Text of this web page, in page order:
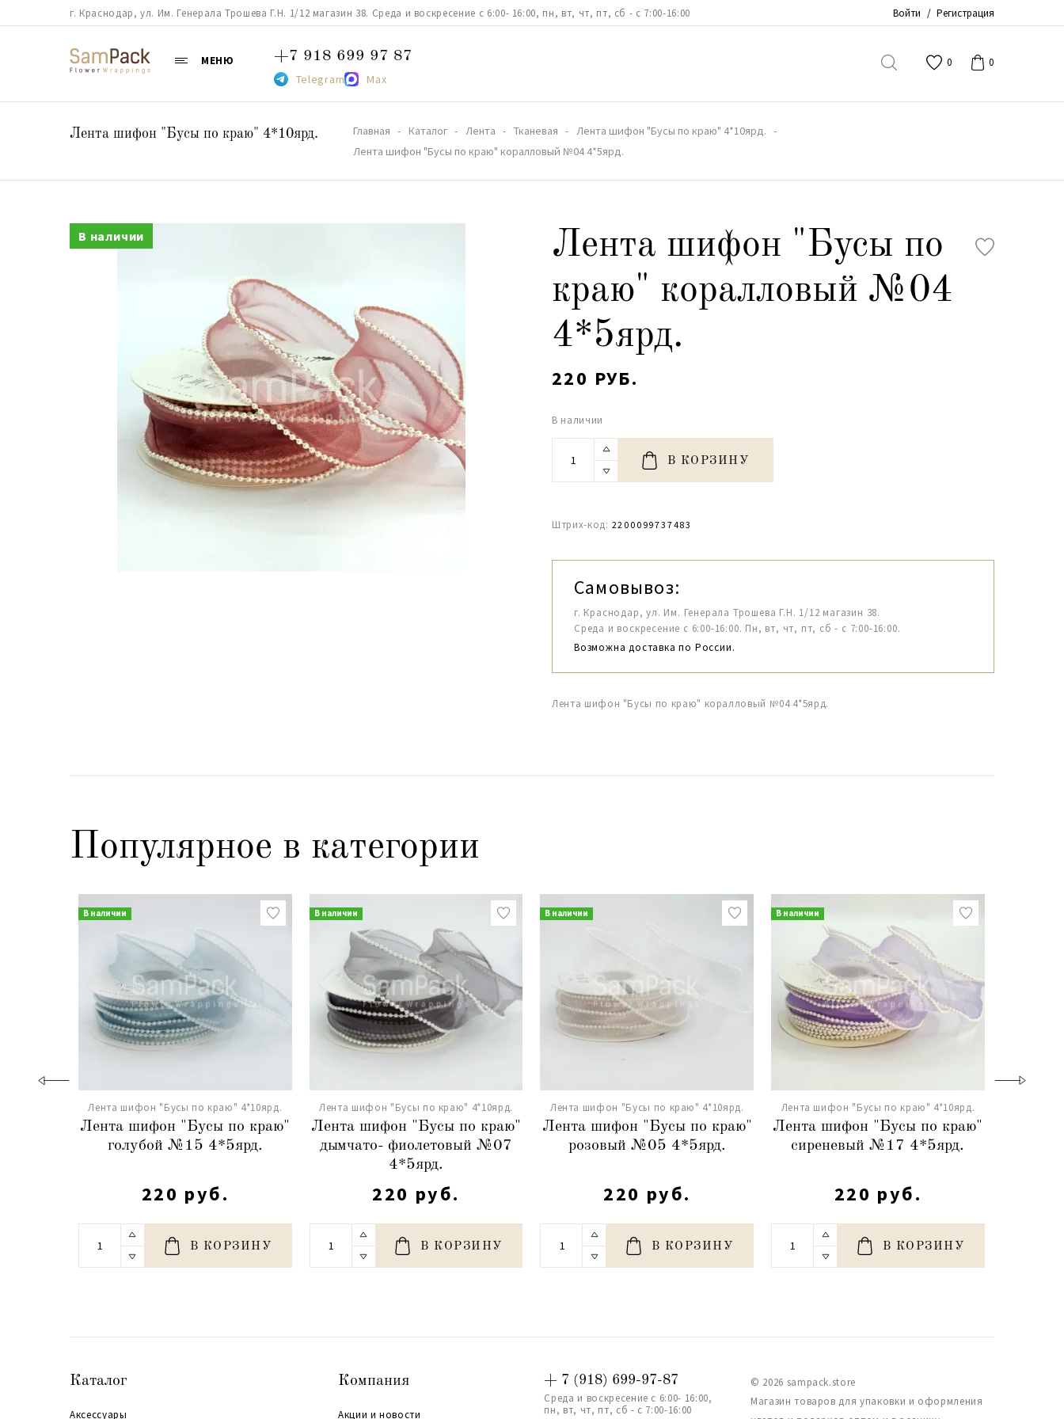
г. Краснодар, ул. Им. Генерала Трошева Г.Н. 1/12 магазин 38. Среда и воскресение с 6:00- 16:00, пн, вт, чт, пт, сб - с 7:00-16:00 Войти / Регистрация
МЕНЮ +7 918 699 97 87
Telegram Max
0 0
Лента шифон "Бусы по краю" 4*10ярд. Главная Каталог Лента Тканевая
Лента шифон "Бусы по краю" 4*10ярд.
Лента шифон "Бусы по краю" коралловый №04 4*5ярд.
В наличии
Лента шифон "Бусы по
краю" коралловый №04
4*5ярд.
220 РУБ.
В наличии
В КОРЗИНУ
Штрих-код: 2200099737483
Самовывоз:
г. Краснодар, ул. Им. Генерала Трошева Г.Н. 1/12 магазин 38.
Среда и воскресение с 6:00-16:00. Пн, вт, чт, пт, сб - с 7:00-16:00.
Возможна доставка по России.
Лента шифон "Бусы по краю" коралловый №04 4*5ярд.
Популярное в категории
В наличии
Лента шифон "Бусы по краю" 4*10ярд.
Лента шифон "Бусы по краю"
голубой №15 4*5ярд.
220 руб.
В КОРЗИНУ
В наличии
Лента шифон "Бусы по краю" 4*10ярд.
Лента шифон "Бусы по краю"
дымчато- фиолетовый №07
4*5ярд.
220 руб.
В КОРЗИНУ
В наличии
Лента шифон "Бусы по краю" 4*10ярд.
Лента шифон "Бусы по краю"
розовый №05 4*5ярд.
220 руб.
В КОРЗИНУ
В наличии
Лента шифон "Бусы по краю" 4*10ярд.
Лента шифон "Бусы по краю"
сиреневый №17 4*5ярд.
220 руб.
В КОРЗИНУ
Каталог
Аксессуары
Компания
Акции и новости
+ 7 (918) 699-97-87
Среда и воскресение с 6:00- 16:00,
пн, вт, чт, пт, сб - с 7:00-16:00
© 2026 sampack.store
Магазин товаров для упаковки и оформления